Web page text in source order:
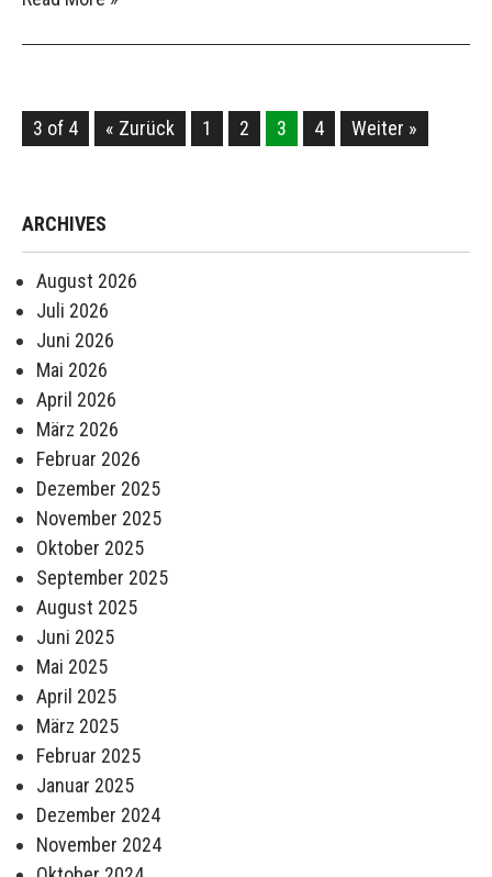
3 of 4 « Zurück 1 2 3 4 Weiter »
ARCHIVES
August 2026
Juli 2026
Juni 2026
Mai 2026
April 2026
März 2026
Februar 2026
Dezember 2025
November 2025
Oktober 2025
September 2025
August 2025
Juni 2025
Mai 2025
April 2025
März 2025
Februar 2025
Januar 2025
Dezember 2024
November 2024